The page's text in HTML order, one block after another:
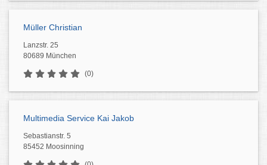
Müller Christian
Lanzstr. 25
80689 München
(0)
Multimedia Service Kai Jakob
Sebastianstr. 5
85452 Moosinning